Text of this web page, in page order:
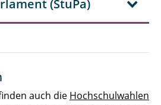
(StuPa)
auch die Hochschulwahlen